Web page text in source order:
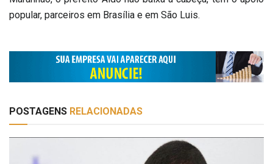
popular, parceiros em Brasília e em São Luis.
POSTAGENS RELACIONADAS